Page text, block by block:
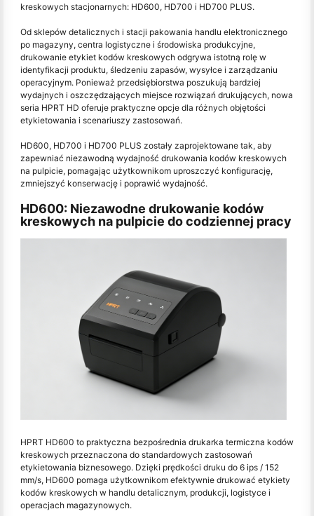
kreskowych stacjonarnych: HD600, HD700 i HD700 PLUS.
Od sklepów detalicznych i stacji pakowania handlu elektronicznego
po magazyny, centra logistyczne i środowiska produkcyjne,
drukowanie etykiet kodów kreskowych odgrywa istotną rolę w
identyfikacji produktu, śledzeniu zapasów, wysyłce i zarządzaniu
operacyjnym. Ponieważ przedsiębiorstwa poszukują bardziej
wydajnych i oszczędzających miejsce rozwiązań drukujących, nowa
seria HPRT HD oferuje praktyczne opcje dla różnych objętości
etykietowania i scenariuszy zastosowań.
HD600, HD700 i HD700 PLUS zostały zaprojektowane tak, aby
zapewniać niezawodną wydajność drukowania kodów kreskowych
na pulpicie, pomagając użytkownikom uproszczyć konfigurację,
zmniejszyć konserwację i poprawić wydajność.
HD600: Niezawodne drukowanie kodów
kreskowych na pulpicie do codziennej pracy
HPRT HD600 to praktyczna bezpośrednia drukarka termiczna kodów
kreskowych przeznaczona do standardowych zastosowań
etykietowania biznesowego. Dzięki prędkości druku do 6 ips / 152
mm/s, HD600 pomaga użytkownikom efektywnie drukować etykiety
kodów kreskowych w handlu detalicznym, produkcji, logistyce i
operacjach magazynowych.